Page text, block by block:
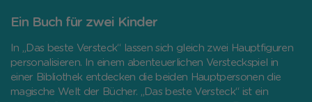
Ein Buch für zwei Kinder
In „Das beste Versteck“ lassen sich gleich zwei Hauptfiguren
personalisieren. In einem abenteuerlichen Versteckspiel in
einer Bibliothek entdecken die beiden Hauptpersonen die
magische Welt der Bücher. „Das beste Versteck“ ist ein